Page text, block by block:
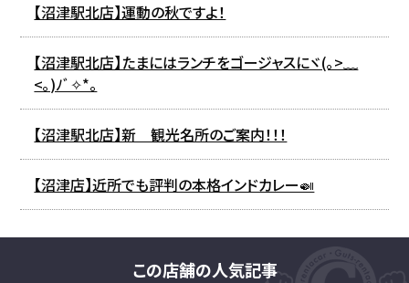
【沼津駅北店】運動の秋ですよ！
【沼津駅北店】たまにはランチをゴージャスにヾ(｡>﹏
<｡)ﾉﾞ✧*。
【沼津駅北店】新 観光名所のご案内！！！
【沼津店】近所でも評判の本格インドカレー🍛
この店舗の人気記事